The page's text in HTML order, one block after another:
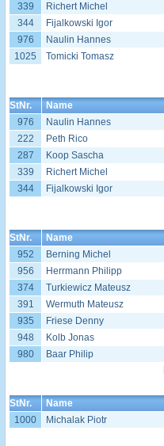
339
Richert Michel
344
Fijalkowski Igor
976
Naulin Hannes
1025
Tomicki Tomasz
StNr.
Name
976
Naulin Hannes
222
Peth Rico
287
Koop Sascha
339
Richert Michel
344
Fijalkowski Igor
StNr.
Name
952
Berning Michel
956
Herrmann Philipp
374
Turkiewicz Mateusz
391
Wermuth Mateusz
935
Friese Denny
948
Kolb Jonas
980
Baar Philip
StNr.
Name
1000
Michalak Piotr